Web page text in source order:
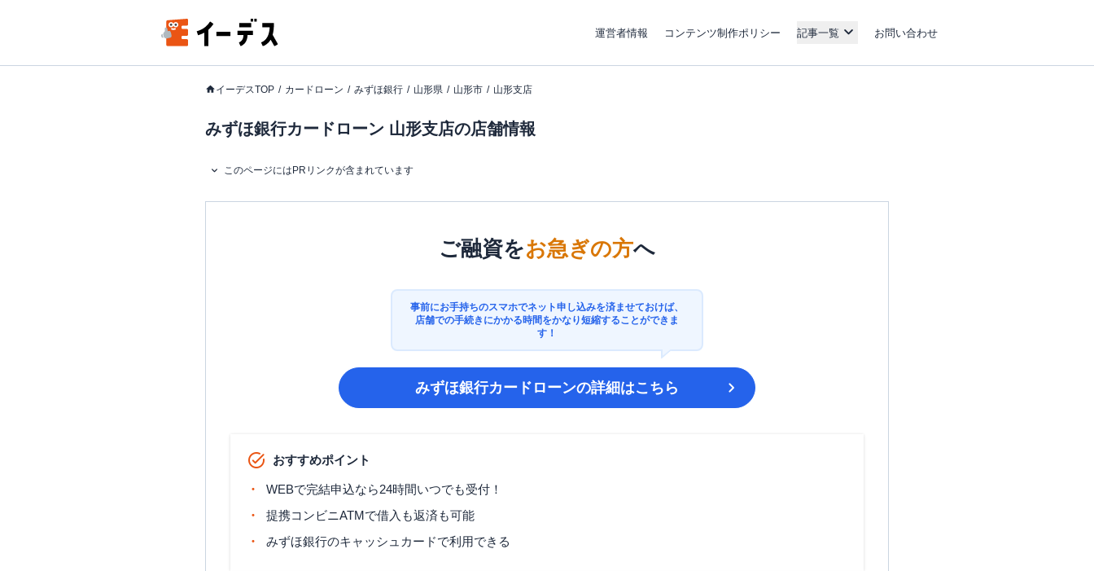
運営者情報 コンテンツ制作ポリシー 記事一覧 お問い合わせ
イーデスTOP カードローン みずほ銀行 山形県 山形市 山形支店
みずほ銀行カードローン 山形支店の店舗情報
このページにはPRリンクが含まれています
ご融資をお急ぎの方へ
事前にお手持ちのスマホでネット申し込みを済ませておけば、
店舗での手続きにかかる時間をかなり短縮することができま
す！
みずほ銀行カードローンの詳細はこちら
おすすめポイント
WEBで完結申込なら24時間いつでも受付！
提携コンビニATMで借入も返済も可能
みずほ銀行のキャッシュカードで利用できる